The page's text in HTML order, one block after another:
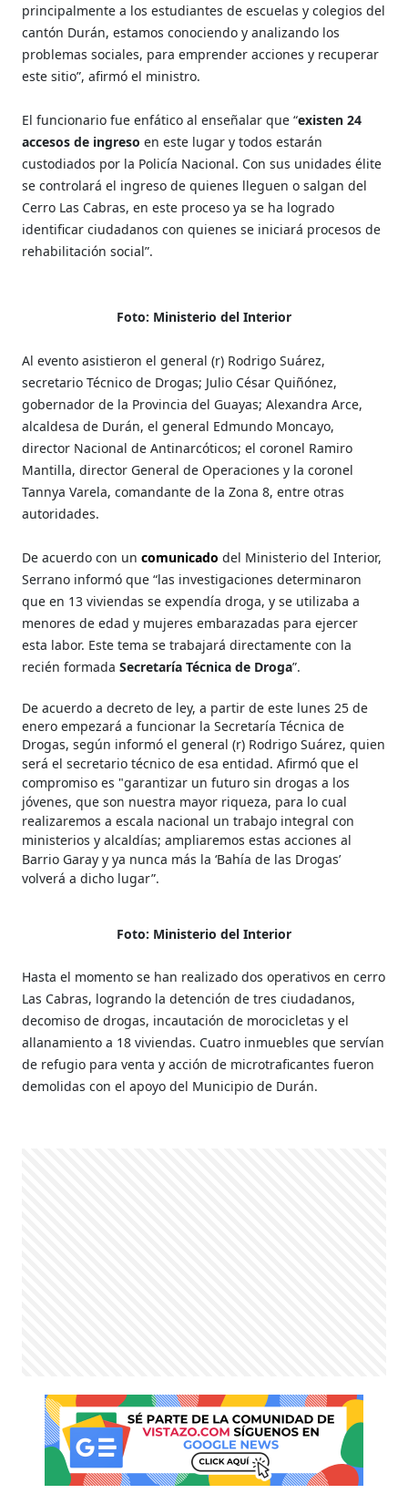
principalmente a los estudiantes de escuelas y colegios del
cantón Durán, estamos conociendo y analizando los
problemas sociales, para emprender acciones y recuperar
este sitio”, afirmó el ministro.
El funcionario fue enfático al enseñalar que “existen 24
accesos de ingresoen este lugar y todos estarán
custodiados por la Policía Nacional. Con sus unidades élite
se controlará el ingreso de quienes lleguen o salgan del
Cerro Las Cabras, en este proceso ya se ha logrado
identificar ciudadanos con quienes se iniciará procesos de
rehabilitación social”.
Foto: Ministerio del Interior
Al evento asistieron el general (r) Rodrigo Suárez,
secretario Técnico de Drogas; Julio César Quiñónez,
gobernador de la Provincia del Guayas; Alexandra Arce,
alcaldesa de Durán, el general Edmundo Moncayo,
director Nacional de Antinarcóticos; el coronel Ramiro
Mantilla, director General de Operaciones y la coronel
Tannya Varela, comandante de la Zona 8, entre otras
autoridades.
De acuerdo con uncomunicado del Ministerio del Interior,
Serrano informó que “las investigaciones determinaron
que en 13 viviendas se expendía droga, y se utilizaba a
menores de edad y mujeres embarazadas para ejercer
esta labor. Este tema se trabajará directamente con la
recién formadaSecretaría Técnica de Droga”.
De acuerdo a decreto de ley, a partir de este lunes 25 de
enero empezará a funcionar la Secretaría Técnica de
Drogas, según informó elgeneral (r) Rodrigo Suárez, quien
será elsecretario técnico de esa entidad. Afirmó que el
compromiso es "garantizar un futuro sin drogas a los
jóvenes, que son nuestra mayor riqueza, para lo cual
realizaremos a escala nacional un trabajo integral con
ministerios y alcaldías; ampliaremos estas acciones al
Barrio Garay y ya nunca más la ‘Bahía de las Drogas’
volverá a dicho lugar”.
Foto: Ministerio del Interior
Hasta el momento se han realizado dos operativos en cerro
Las Cabras, logrando la detención de tres ciudadanos,
decomiso de drogas, incautación de morocicletas y el
allanamiento a 18 viviendas. Cuatro inmuebles que servían
de refugio para venta y acción de microtraficantes fueron
demolidas con el apoyo del Municipio de Durán.